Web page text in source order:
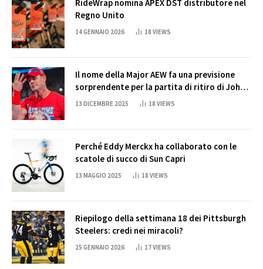
RideWrap nomina APEX DST distributore nel
Regno Unito
14 GENNAIO 2026 18 VIEWS
Il nome della Major AEW fa una previsione
sorprendente per la partita di ritiro di John
Cena
13 DICEMBRE 2025 18 VIEWS
Perché Eddy Merckx ha collaborato con le
scatole di succo di Sun Capri
13 MAGGIO 2025 18 VIEWS
Riepilogo della settimana 18 dei Pittsburgh
Steelers: credi nei miracoli?
25 GENNAIO 2026 17VIEWS